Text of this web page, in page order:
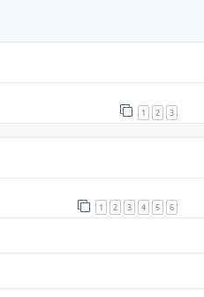
1 2 3
1 2 3 4 5 6